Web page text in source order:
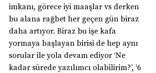
imkanı, görece iyi maaşlar vs derken
bu alana rağbet her geçen gün biraz
daha artıyor. Biraz bu işe kafa
yormaya başlayan birisi de hep aynı
sorular ile yola devam ediyor ‘Ne
kadar sürede yazılımcı olabilirim?’, ‘6